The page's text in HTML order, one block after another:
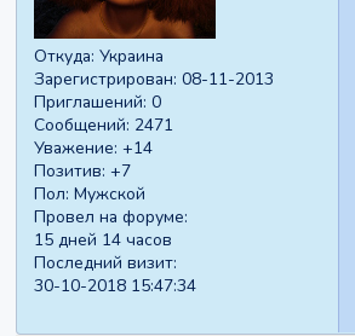
Откуда: Украина
Зарегистрирован: 08-11-2013
Приглашений: 0
Сообщений: 2471
Уважение: +14
Позитив: +7
Пол: Мужской
Провел на форуме:
15 дней 14 часов
Последний визит:
30-10-2018 15:47:34